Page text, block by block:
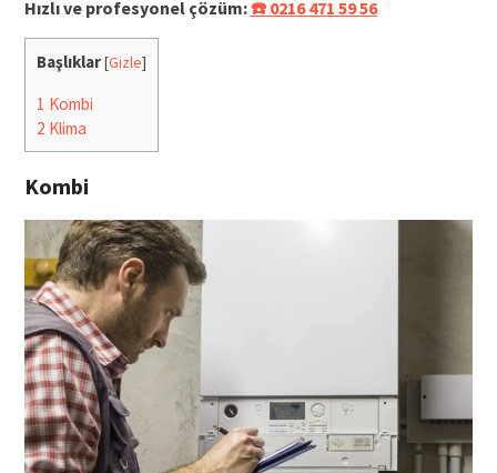
Hızlı ve profesyonel çözüm:☎️ 0216 471 59 56
Başlıklar [Gizle]
1 Kombi
2 Klima
Kombi